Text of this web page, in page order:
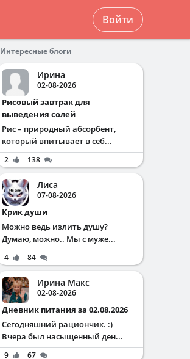
Войти
Интересные блоги
Ирина
02-08-2026
Рисовый завтрак для
выведения солей
Рис – природный абсорбент,
который впитывает в себ...
2 138
Лиса
07-08-2026
Крик души
Можно ведь излить душу?
Думаю, можно.. Мы с муже...
4 84
Ирина Макс
02-08-2026
Дневник питания за 02.08.2026
Сегодняшний рациончик. :)
Вчера был насыщенный ден...
9
67